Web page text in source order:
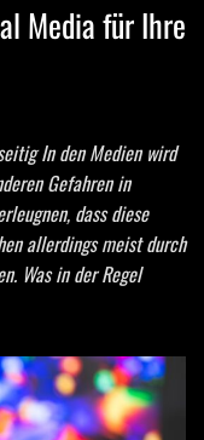
Media für Ihre
In den Medien wird
Gefahren in
dass diese
allerdings meist durch
Was in der Regel